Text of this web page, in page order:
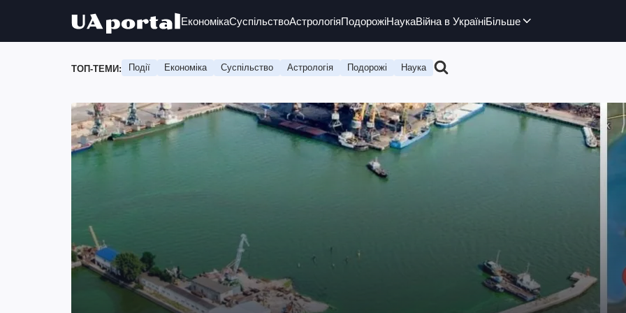
ЕкономікаСуспільствоАстрологіяПодорожіНаукаВійна в УкраїніБільше
ТОП-ТЕМИ: Події Економіка Суспільство Астрологія Подорожі Наука